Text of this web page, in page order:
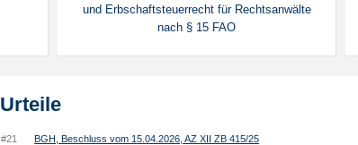
und Erbschaftsteuerrecht für Rechtsanwälte
nach § 15 FAO
Urteile
#21 BGH, Beschluss vom 15.04.2026, AZ XII ZB 415/25